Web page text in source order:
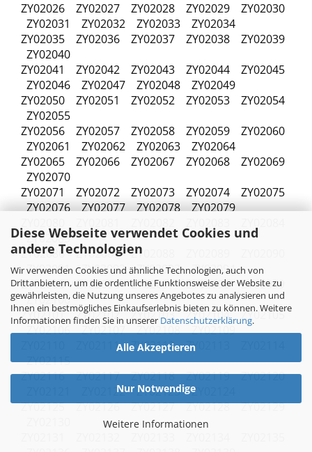
Diese Webseite verwendet Cookies und
andere Technologien
Wir verwenden Cookies und ähnliche Technologien, auch von
Drittanbietern, um die ordentliche Funktionsweise der Website zu
gewährleisten, die Nutzung unseres Angebotes zu analysieren und
Ihnen ein bestmögliches Einkaufserlebnis bieten zu können. Weitere
Informationen finden Sie in unserer Datenschutzerklärung.
Alle Akzeptieren
Nur Notwendige
Weitere Informationen
ZY02026 ZY02027 ZY02028 ZY02029 ZY02030
ZY02031 ZY02032 ZY02033 ZY02034
ZY02035 ZY02036 ZY02037 ZY02038 ZY02039
ZY02040
ZY02041 ZY02042 ZY02043 ZY02044 ZY02045
ZY02046 ZY02047 ZY02048 ZY02049
ZY02050 ZY02051 ZY02052 ZY02053 ZY02054
ZY02055
ZY02056 ZY02057 ZY02058 ZY02059 ZY02060
ZY02061 ZY02062 ZY02063 ZY02064
ZY02065 ZY02066 ZY02067 ZY02068 ZY02069
ZY02070
ZY02071 ZY02072 ZY02073 ZY02074 ZY02075
ZY02076 ZY02077 ZY02078 ZY02079
ZY02085
ZY02086 ZY02087 ZY02088 ZY02089 ZY02090
ZY02091 ZY02092 ZY02093 ZY02094
ZY02095 ZY02096 ZY02097 ZY02098 ZY02099
ZY02100
ZY02101 ZY02102 ZY02103 ZY02104 ZY02105
ZY02106 ZY02107 ZY02108 ZY02109
ZY02110 ZY02111 ZY02112 ZY02113 ZY02114
ZY02115
ZY02116 ZY02117 ZY02118 ZY02119 ZY02120
ZY02121 ZY02122 ZY02123 ZY02124
ZY02125 ZY02126 ZY02127 ZY02128 ZY02129